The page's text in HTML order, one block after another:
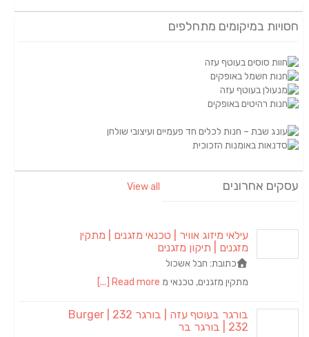
חסויות במיקומים מתחלפים
עסקים אחרונים View all
עילאי מיזוג אוויר | טכנאי מזגנים | מתקין
מזגנים | תיקון מזגנים
כתובת:חבל אשכול
מתקין מזגנים, טכנאי מRead more [...]
בורגר בעוטף עזה | בורגר 232 | Burger
232 | בורגר בר